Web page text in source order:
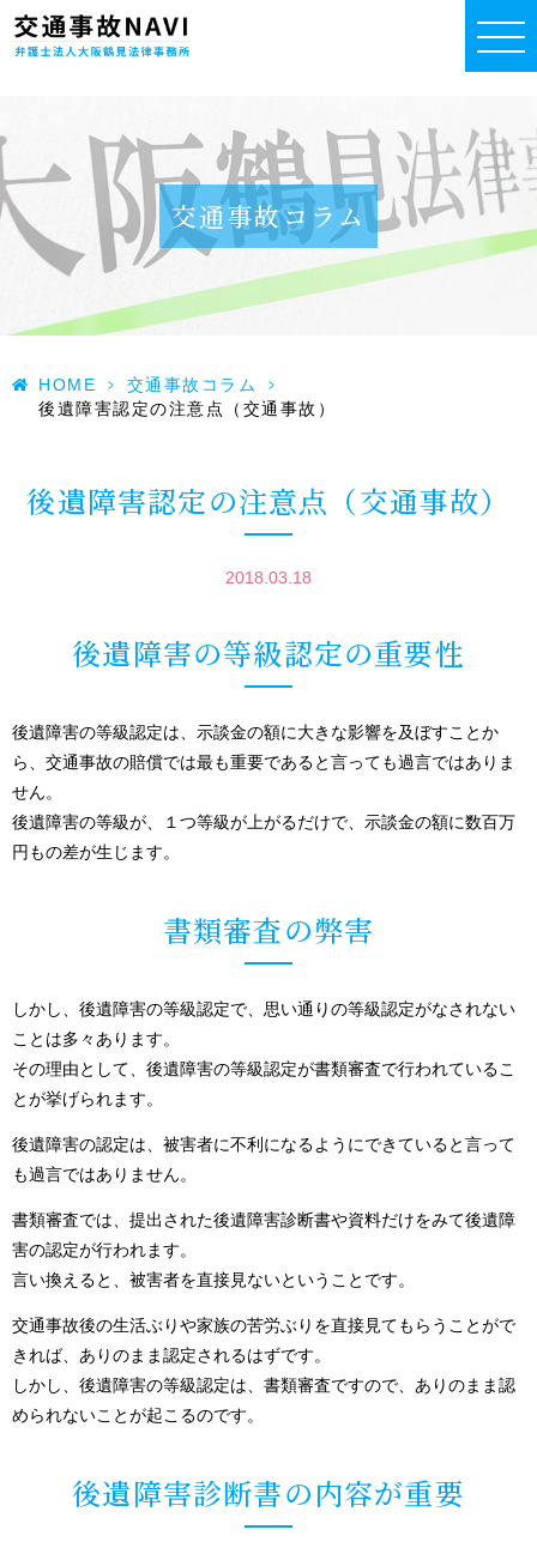
交通事故コラム
HOME > 交通事故コラム
>
後遺障害認定の注意点（交通事故）
後遺障害認定の注意点（交通事故）
2018.03.18
後遺障害の等級認定の重要性
後遺障害の等級認定は、示談金の額に大きな影響を及ぼすことか
ら、交通事故の賠償では最も重要であると言っても過言ではありま
せん。
後遺障害の等級が、１つ等級が上がるだけで、示談金の額に数百万
円もの差が生じます。
書類審査の弊害
しかし、後遺障害の等級認定で、思い通りの等級認定がなされない
ことは多々あります。
その理由として、後遺障害の等級認定が書類審査で行われているこ
とが挙げられます。
後遺障害の認定は、被害者に不利になるようにできていると言って
も過言ではありません。
書類審査では、提出された後遺障害診断書や資料だけをみて後遺障
害の認定が行われます。
言い換えると、被害者を直接見ないということです。
交通事故後の生活ぶりや家族の苦労ぶりを直接見てもらうことがで
きれば、ありのまま認定されるはずです。
しかし、後遺障害の等級認定は、書類審査ですので、ありのまま認
められないことが起こるのです。
後遺障害診断書の内容が重要